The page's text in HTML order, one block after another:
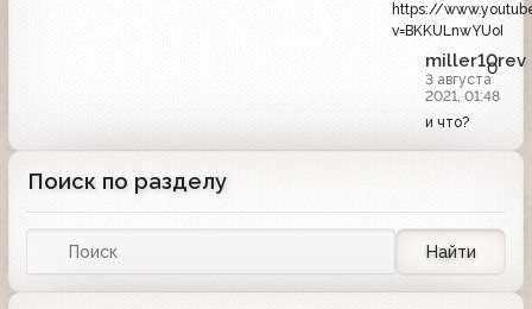
https://
v=BKKULnwYUoI
miller10rev
3 августа
2021, 01:48
0
и что?
Поиск по разделу
Найти